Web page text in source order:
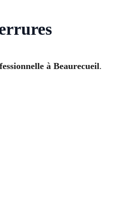
à Beaurecueil.